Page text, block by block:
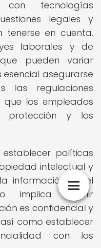
tecnologías
legales y
tenerse en cuenta.
laborales y de
pueden variar
esencial asegurarse
las regulaciones
los empleados
y los
políticas
intelectual y
información en el
implica definir
es confidencial y
como establecer
con los